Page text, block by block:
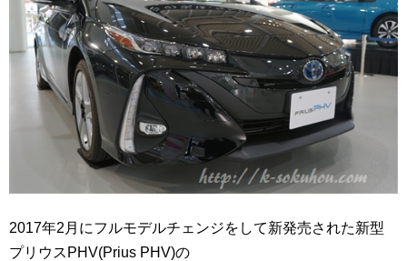
2017年2月にフルモデルチェンジをして新発売された新型
プリウスPHV(Prius PHV)の